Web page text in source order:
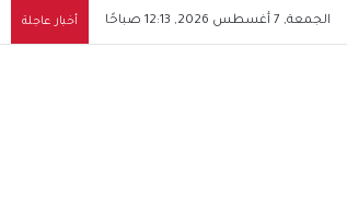
الجمعة, 7 أغسطس 2026, 12:13 صباحًا أخبار عاجلة